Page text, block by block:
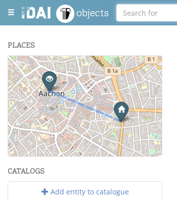
objects
PLACES
+
−
Leaflet| Maps and Data ©OpenStreetMap.
CATALOGS
Add entity to catalogue